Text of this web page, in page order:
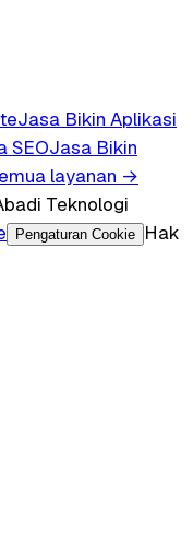
Jasa Bikin Aplikasi
SEOJasa Bikin
layanan →
Teknologi
Pengaturan Cookie
Hak